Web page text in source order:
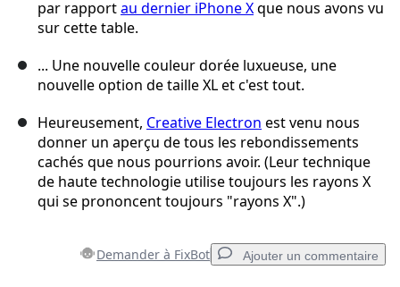
par rapportau dernier iPhone Xque nous avons vu
sur cette table.
... Une nouvelle couleur dorée luxueuse, une
nouvelle option de taille XL et c'est tout.
Heureusement, Creative Electron est venu nous
donner un aperçu de tous les rebondissements
cachés que nous pourrions avoir. (Leur technique
de haute technologie utilise toujours les rayons X
qui se prononcent toujours "rayons X".)
Demander à FixBot Ajouter un commentaire